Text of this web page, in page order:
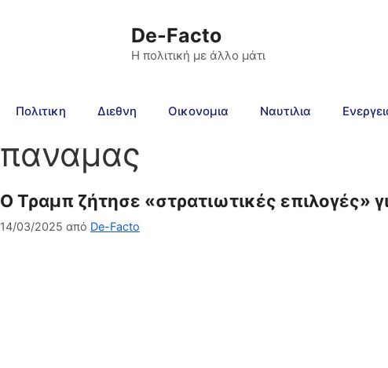
De-Facto
Η πολιτική με άλλο μάτι
Πολιτικη Διεθνη Οικονομια Ναυτιλια
παναμας
Ο Τραμπ ζήτησε «στρατιωτικές επιλογές»
14/03/2025 από De-Facto